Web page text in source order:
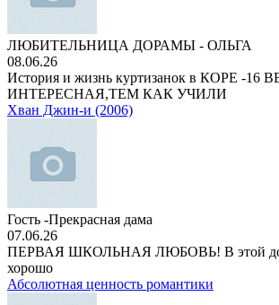
ЛЮБИТЕЛЬНИЦА ДОРАМЫ - ОЛЬГА
08.06.26
История и жизнь куртизанок в КОРЕ -16
ИНТЕРЕСНАЯ,ТЕМ КАК УЧИЛИ
Хван Джин-и (2006)
Гость -Прекрасная дама
07.06.26
ПЕРВАЯ ШКОЛЬНАЯ ЛЮБОВЬ! В этой
хорошо
Абсолютная ценность романтики